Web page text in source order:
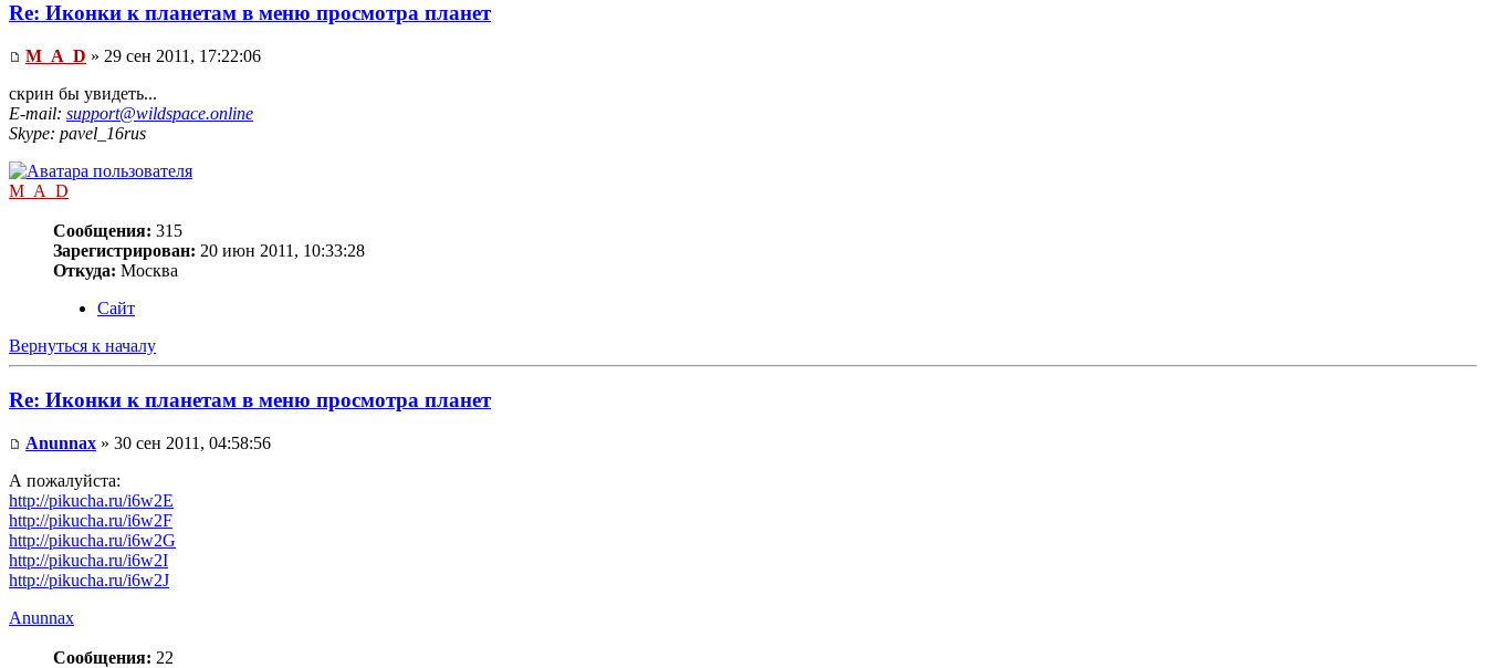
Re: Иконки к планетам в меню просмотра планет
M_A_D » 29 сен 2011, 17:22:06
скрин бы увидеть...
E-mail: support@wildspace.online
Skype: pavel_16rus
M_A_D
Сообщения: 315
Зарегистрирован: 20 июн 2011, 10:33:28
Откуда: Москва
Сайт
Вернуться к началу
Re: Иконки к планетам в меню просмотра планет
Anunnax » 30 сен 2011, 04:58:56
А пожалуйста:
http://pikucha.ru/i6w2E
http://pikucha.ru/i6w2F
http://pikucha.ru/i6w2G
http://pikucha.ru/i6w2I
http://pikucha.ru/i6w2J
Anunnax
Сообщения: 22